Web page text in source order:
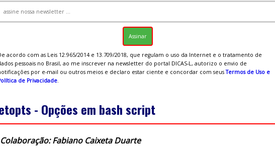
acordo com as Leis 12.965/2014 e 13.709/2018, que regulam o uso da Internet e o tratamento de
pessoais no Brasil, ao me inscrever na newsletter do portal DICAS-L, autorizo o envio de
por e-mail ou outros meios e declaro estar ciente e concordar com seusTermos de Uso e
de Privacidade.
- Opções em bash script
Colaboração: Fabiano Caixeta Duarte